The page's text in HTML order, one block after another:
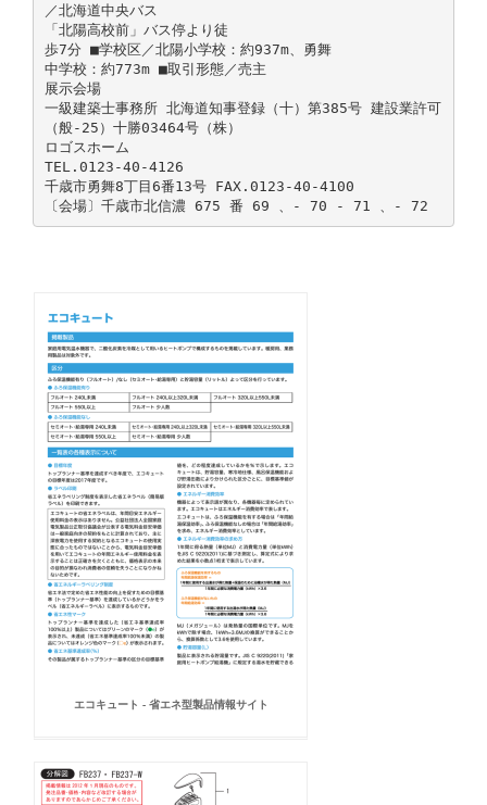
／北海道中央バス
「北陽高校前」バス停より徒
歩7分 ■学校区／北陽小学校：約937m、勇舞
中学校：約773m ■取引形態／売主
展示会場
一級建築士事務所 北海道知事登録（十）第385号 建設業許可
（般-25）十勝03464号（株）
ロゴスホーム
TEL.0123-40-4126
千歳市勇舞8丁目6番13号 FAX.0123-40-4100
エコキュート - 省エネ型製品情報サイト